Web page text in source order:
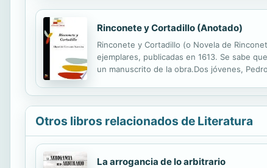
Rinconete y Cortadillo (Anotado)
Rinconete y Cortadillo (o Novela de
ejemplares, publicadas en 1613. Se sabe
un manuscrito de la obra.Dos jóvenes,
Otros libros relacionados de Literatura
La arrogancia de lo arbitrario